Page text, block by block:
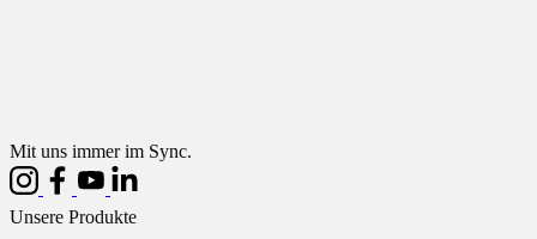
Mit uns immer im Sync.
Unsere Produkte